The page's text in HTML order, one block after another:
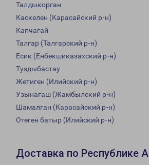
Талдыкорган
Каскелен (Карасайский р-н)
Капчагай
Талгар (Талгарский р-н)
Есик (Енбекшиказахский р-н)
Туздыбастау
Жетиген (Илийский р-н)
Узынагаш (Жамбылский р-н)
Шамалган (Карасайский р-н)
Отеген батыр (Илийский р-н)
Доставка по Республике